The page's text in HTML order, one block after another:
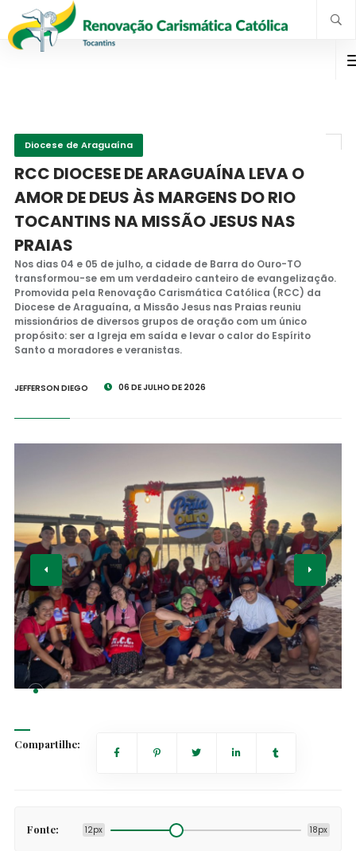
Diocese de Araguaína
RCC DIOCESE DE ARAGUAÍNA LEVA O
AMOR DE DEUS ÀS MARGENS DO RIO
TOCANTINS NA MISSÃO JESUS NAS
PRAIAS
Nos dias 04 e 05 de julho, a cidade de Barra do Ouro-TO
transformou-se em um verdadeiro canteiro de evangelização.
Promovida pela Renovação Carismática Católica (RCC) da
Diocese de Araguaína, a Missão Jesus nas Praias reuniu
missionários de diversos grupos de oração com um único
propósito: ser a Igreja em saída e levar o calor do Espírito
Santo a moradores e veranistas.
JEFFERSON DIEGO 06 DE JULHO DE 2026
Compartilhe:
Fonte: 12px 18px